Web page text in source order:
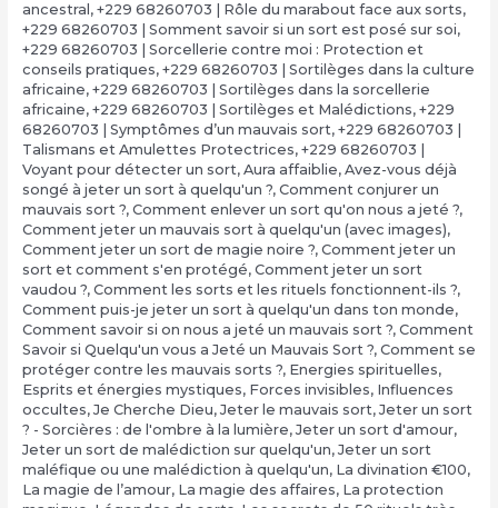
ancestral , +229 68260703 | Rôle du marabout face aux sorts,
+229 68260703 | Somment savoir si un sort est posé sur soi,
+229 68260703 | Sorcellerie contre moi : Protection et
conseils pratiques, +229 68260703 | Sortilèges dans la culture
africaine, +229 68260703 | Sortilèges dans la sorcellerie
africaine, +229 68260703 | Sortilèges et Malédictions, +229
68260703 | Symptômes d’un mauvais sort, +229 68260703 |
Talismans et Amulettes Protectrices, +229 68260703 |
Voyant pour détecter un sort, Aura affaiblie, Avez-vous déjà
songé à jeter un sort à quelqu'un ?, Comment conjurer un
mauvais sort ?, Comment enlever un sort qu'on nous a jeté ?,
Comment jeter un mauvais sort à quelqu'un (avec images),
Comment jeter un sort de magie noire ?, Comment jeter un
sort et comment s'en protégé, Comment jeter un sort
vaudou ?, Comment les sorts et les rituels fonctionnent-ils ?,
Comment puis-je jeter un sort à quelqu'un dans ton monde,
Comment savoir si on nous a jeté un mauvais sort ?, Comment
Savoir si Quelqu'un vous a Jeté un Mauvais Sort ?, Comment se
protéger contre les mauvais sorts ?, Energies spirituelles,
Esprits et énergies mystiques, Forces invisibles, Influences
occultes, Je Cherche Dieu, Jeter le mauvais sort, Jeter un sort
? - Sorcières : de l'ombre à la lumière, Jeter un sort d'amour,
Jeter un sort de malédiction sur quelqu'un, Jeter un sort
maléfique ou une malédiction à quelqu'un, La divination €100,
‎La magie de l’amour, ‎La magie des affaires, ‎La protection